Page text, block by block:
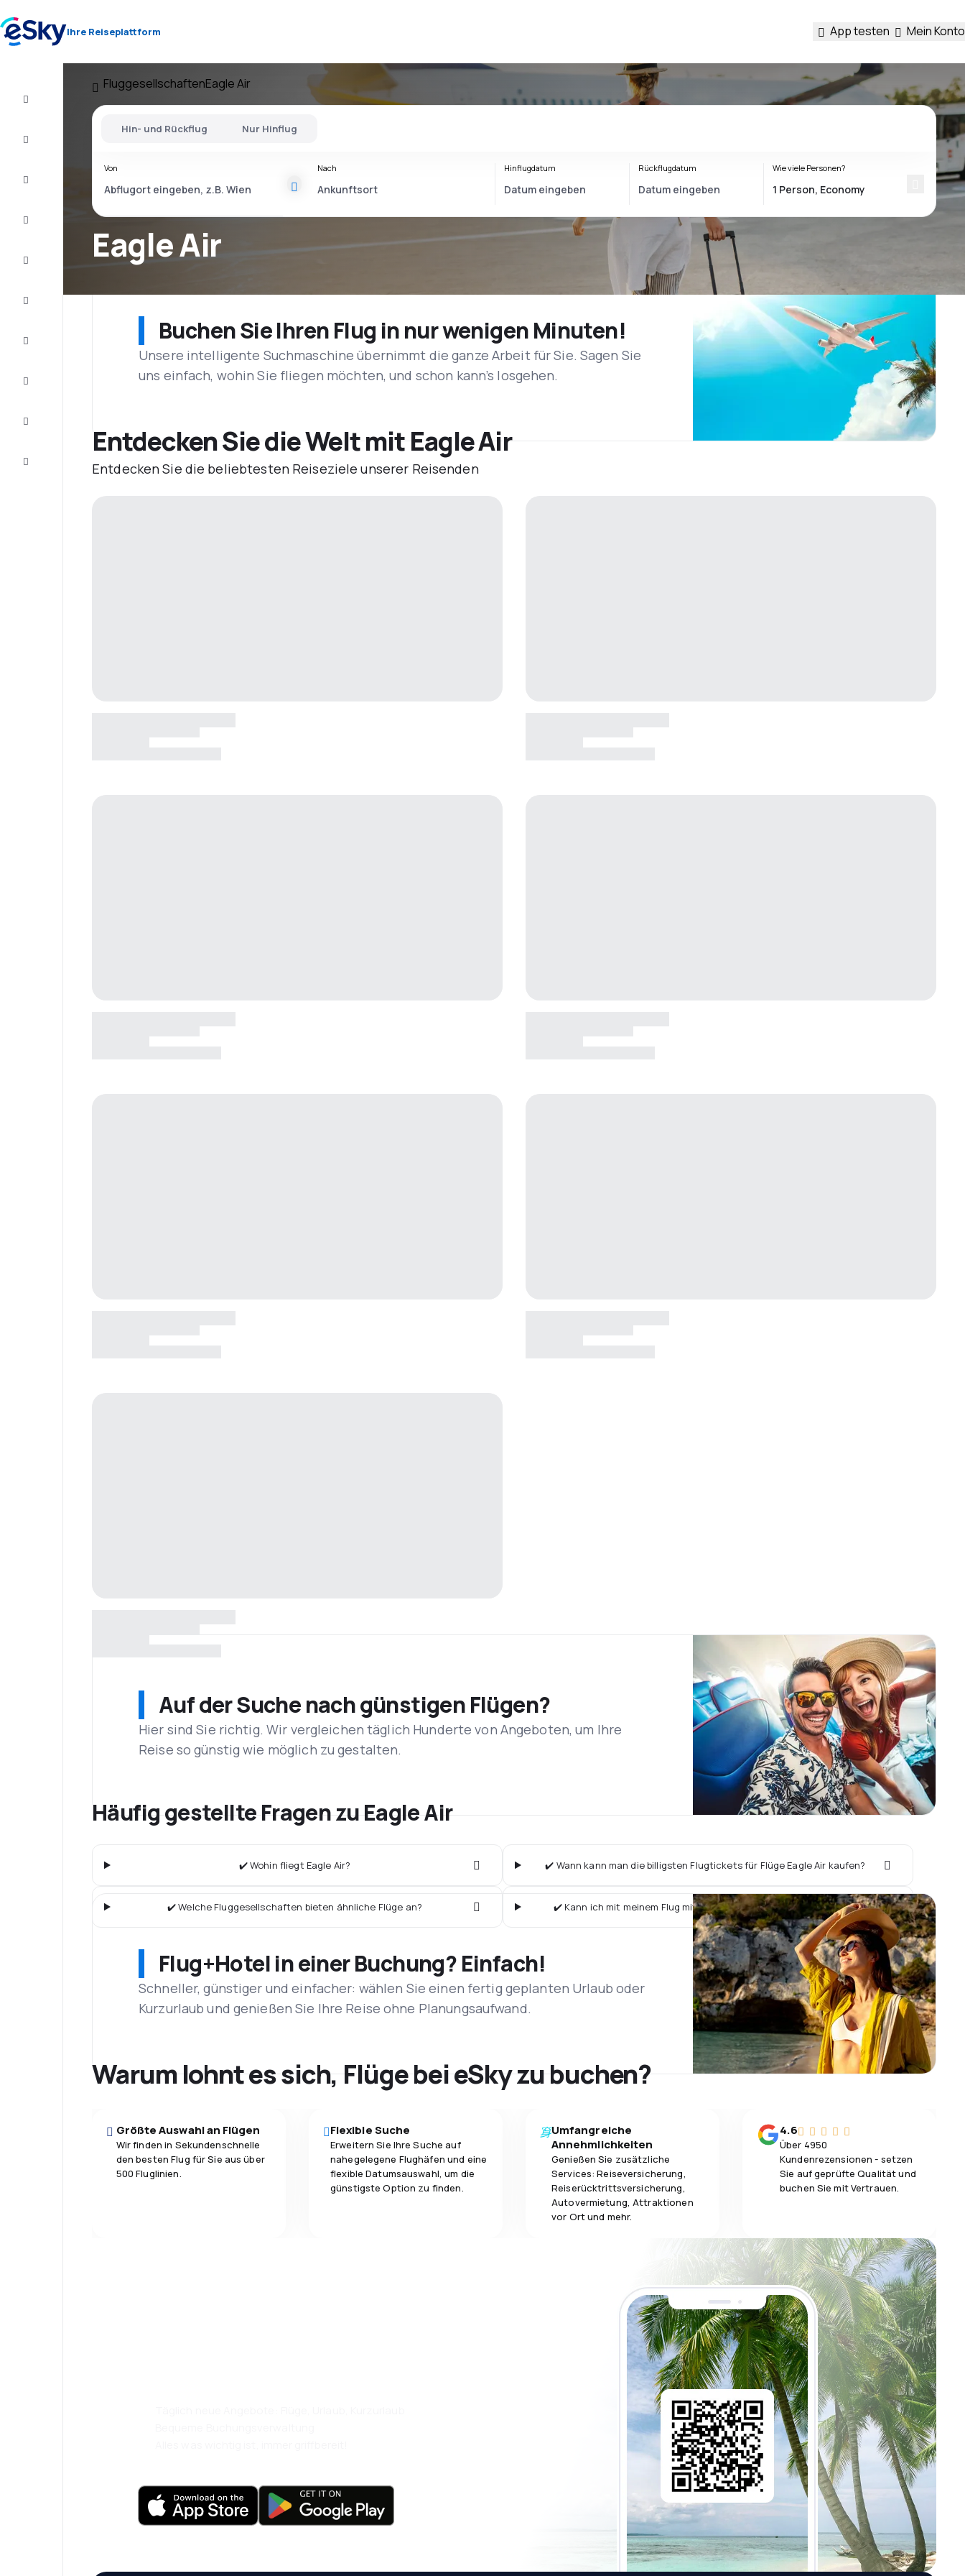
Ihre Reiseplattform App testen Mein Konto
Kundenservice
FluggesellschaftenEagle Air
Eagle Air
Hin- und Rückflug Nur Hinflug
Von Nach Hinflugdatum Rückflugdatum Wie viele Personen?
Buchen Sie Ihren Flug in nur wenigen Minuten!
Unsere intelligente Suchmaschine übernimmt die ganze Arbeit für Sie. Sagen Sie
uns einfach, wohin Sie fliegen möchten, und schon kann’s losgehen.
Entdecken Sie die Welt mit Eagle Air
Entdecken Sie die beliebtesten Reiseziele unserer Reisenden
Auf der Suche nach günstigen Flügen?
Hier sind Sie richtig. Wir vergleichen täglich Hunderte von Angeboten, um Ihre
Reise so günstig wie möglich zu gestalten.
Häufig gestellte Fragen zu Eagle Air
✔️ Wohin fliegt Eagle Air? ✔️ Wann kann man die billigsten Flugtickets für Flüge Eagle Air kaufen?
✔️ Welche Fluggesellschaften bieten ähnliche Flüge an? ✔️ Kann ich mit meinem Flug mit Eagle Air ein Hotel vor Ort buchen?
Flug+Hotel in einer Buchung? Einfach!
Schneller, günstiger und einfacher: wählen Sie einen fertig geplanten Urlaub oder
Kurzurlaub und genießen Sie Ihre Reise ohne Planungsaufwand.
Warum lohnt es sich, Flüge bei eSky zu buchen?
Größte Auswahl an Flügen
Wir finden in Sekundenschnelle
den besten Flug für Sie aus über
500 Fluglinien.
Flexible Suche
Erweitern Sie Ihre Suche auf
nahegelegene Flughäfen und eine
flexible Datumsauswahl, um die
günstigste Option zu finden.
Umfangreiche
Annehmlichkeiten
Genießen Sie zusätzliche
Services: Reiseversicherung,
Reiserücktrittsversicherung,
Autovermietung, Attraktionen
vor Ort und mehr.
4.6
Über 4950
Kundenrezensionen - setzen
Sie auf geprüfte Qualität und
buchen Sie mit Vertrauen.